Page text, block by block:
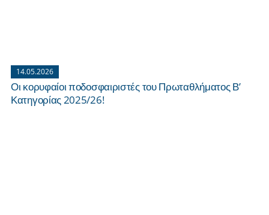
14.05.2026
Οι κορυφαίοι ποδοσφαιριστές του Πρωταθλήματος Β’
Κατηγορίας 2025/26!